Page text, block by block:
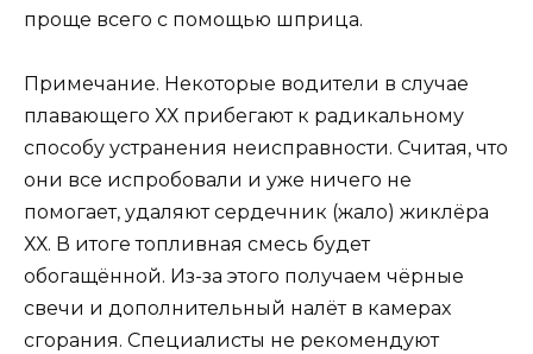
проще всего с помощью шприца.
Примечание. Некоторые водители в случае
плавающего ХХ прибегают к радикальному
способу устранения неисправности. Считая, что
они все испробовали и уже ничего не
помогает, удаляют сердечник (жало) жиклёра
ХХ. В итоге топливная смесь будет
обогащённой. Из-за этого получаем чёрные
свечи и дополнительный налёт в камерах
сгорания. Специалисты не рекомендуют